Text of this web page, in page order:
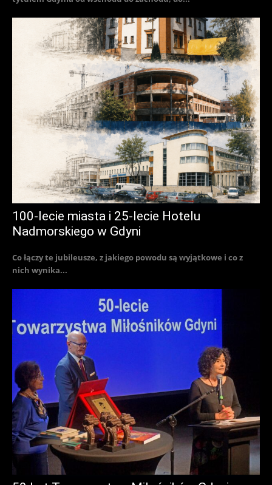
100-lecie miasta i 25-lecie Hotelu
Nadmorskiego w Gdyni
Co łączy te jubileusze, z jakiego powodu są wyjątkowe i co z
nich wynika...